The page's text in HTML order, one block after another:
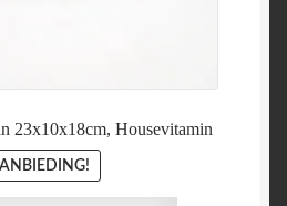
23x10x18cm, Housevitamin